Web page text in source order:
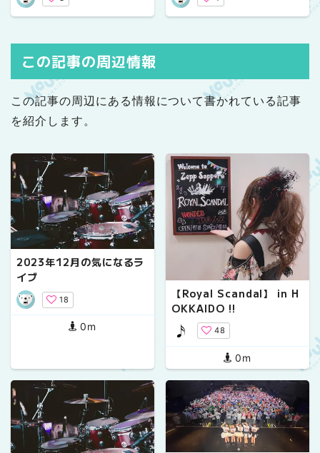
この記事の周辺情報
この記事の周辺にある情報について書かれている記事
を紹介します。
2023年12月の気になるラ
イブ
18
0m
【Royal Scandal】 in H
OKKAIDO !!
48
0m